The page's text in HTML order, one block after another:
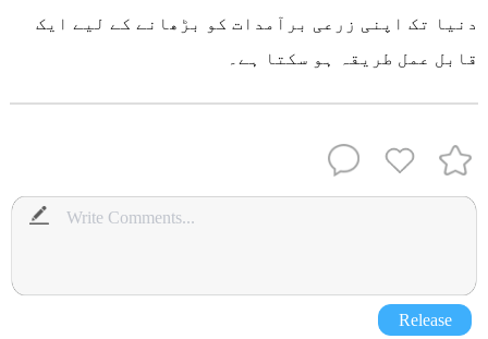
دنیا تک اپنی زرعی برآمدات کو بڑھانے کے لیے ایک
قابل عمل طریقہ ہو سکتا ہے۔
Release